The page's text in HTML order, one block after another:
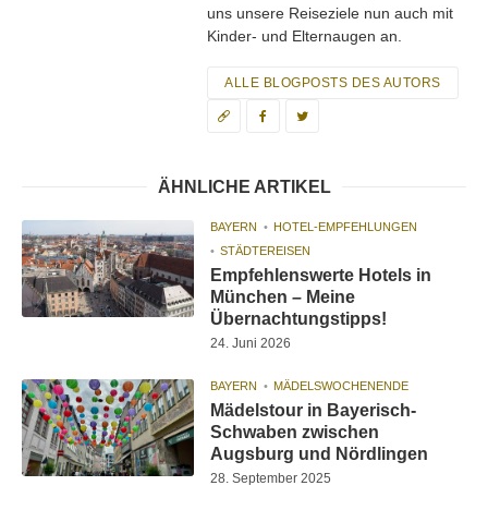
uns unsere Reiseziele nun auch mit
Kinder- und Elternaugen an.
ALLE BLOGPOSTS DES AUTORS
ÄHNLICHE ARTIKEL
BAYERN
HOTEL-EMPFEHLUNGEN
STÄDTEREISEN
Empfehlenswerte Hotels in
München – Meine
Übernachtungstipps!
24. Juni 2026
BAYERN MÄDELSWOCHENENDE
Mädelstour in Bayerisch-
Schwaben zwischen
Augsburg und Nördlingen
28. September 2025